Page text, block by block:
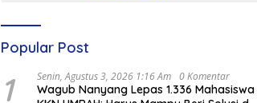
Popular Post
1 Senin, Agustus 3, 2026 1:16 Am 0 Komentar
Wagub Nanyang Lepas 1.336 Mahasiswa